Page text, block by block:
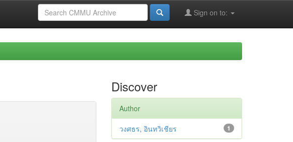
Sign on to:
Discover
Author
1
วงศธร, อินทวิเชียร